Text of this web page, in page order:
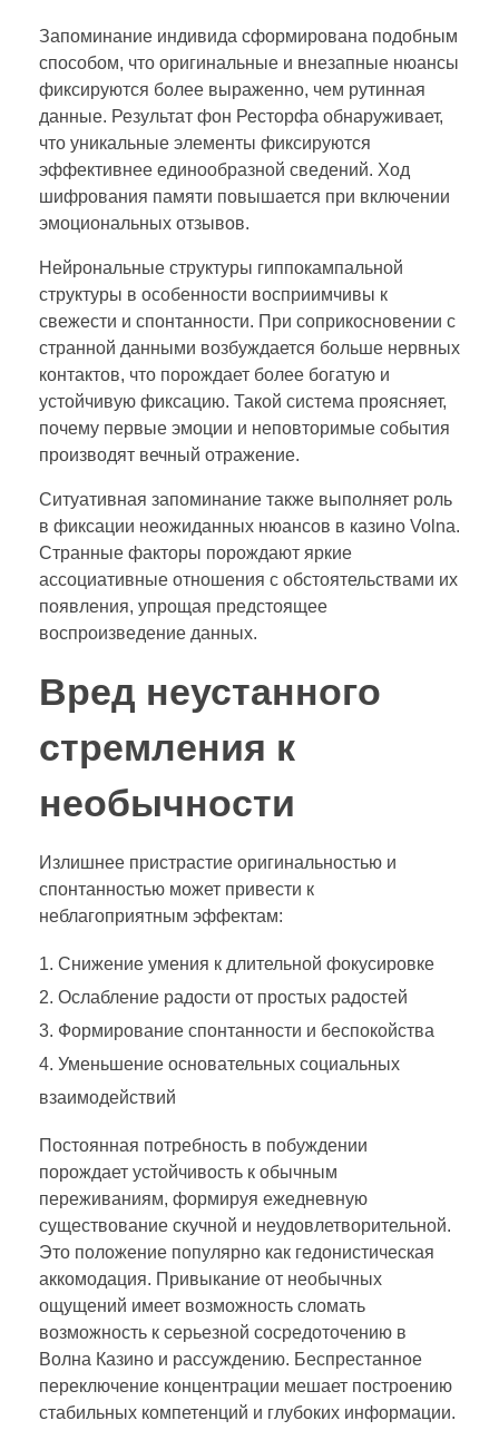
Запоминание индивида сформирована подобным
способом, что оригинальные и внезапные нюансы
фиксируются более выраженно, чем рутинная
данные. Результат фон Ресторфа обнаруживает,
что уникальные элементы фиксируются
эффективнее единообразной сведений. Ход
шифрования памяти повышается при включении
эмоциональных отзывов.
Нейрональные структуры гиппокампальной
структуры в особенности восприимчивы к
свежести и спонтанности. При соприкосновении с
странной данными возбуждается больше нервных
контактов, что порождает более богатую и
устойчивую фиксацию. Такой система проясняет,
почему первые эмоции и неповторимые события
производят вечный отражение.
Ситуативная запоминание также выполняет роль
в фиксации неожиданных нюансов в казино Volna.
Странные факторы порождают яркие
ассоциативные отношения с обстоятельствами их
появления, упрощая предстоящее
воспроизведение данных.
Вред неустанного
стремления к
необычности
Излишнее пристрастие оригинальностью и
спонтанностью может привести к
неблагоприятным эффектам:
Снижение умения к длительной фокусировке
Ослабление радости от простых радостей
Формирование спонтанности и беспокойства
Уменьшение основательных социальных
взаимодействий
Постоянная потребность в побуждении
порождает устойчивость к обычным
переживаниям, формируя ежедневную
существование скучной и неудовлетворительной.
Это положение популярно как гедонистическая
аккомодация. Привыкание от необычных
ощущений имеет возможность сломать
возможность к серьезной сосредоточению в
Волна Казино и рассуждению. Беспрестанное
переключение концентрации мешает построению
стабильных компетенций и глубоких информации.